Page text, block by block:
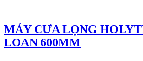
MÁY CƯA LỌNG
LOAN 600MM